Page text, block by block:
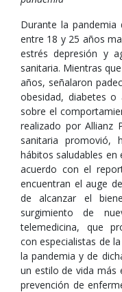
Durante la pandemia
entre 18 y 25 años
estrés depresión y
sanitaria. Mientras
años, señalaron
obesidad, diabetes
sobre el
realizado por Allianz
sanitaria promovió,
hábitos saludables en
acuerdo con el
encuentran el auge
de alcanzar el
surgimiento de
telemedicina, que
con especialistas de
la pandemia y de
un estilo de vida más
prevención de